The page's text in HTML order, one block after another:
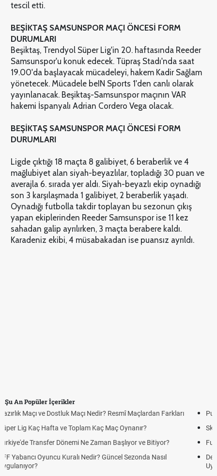
tescil etti.
BEŞİKTAŞ SAMSUNSPOR MAÇI ÖNCESİ FORM
DURUMLARI
Beşiktaş, Trendyol Süper Lig'in 20. haftasında Reeder
Samsunspor'u konuk edecek. Tüpraş Stadı'nda saat
19.00'da başlayacak mücadeleyi, hakem Kadir Sağlam
yönetecek. Mücadele beIN Sports 1'den canlı olarak
yayınlanacak. Beşiktaş-Samsunspor maçının VAR
hakemi İspanyalı Adrian Cordero Vega olacak.
BEŞİKTAŞ SAMSUNSPOR MAÇI ÖNCESİ FORM
DURUMLARI
Ligde çıktığı 18 maçta 8 galibiyet, 6 beraberlik ve 4
mağlubiyet alan siyah-beyazlılar, topladığı 30 puan ve
averajla 6. sırada yer aldı. Siyah-beyazlı ekip oynadığı
son 3 karşılaşmada 1 galibiyet, 2 beraberlik yaşadı.
Oynadığı futbolla takdir toplayan bu sezonun çıkış
yapan ekiplerinden Reeder Samsunspor ise 11 kez
sahadan galip ayrılırken, 3 maçta berabere kaldı.
Karadeniz ekibi, 4 müsabakadan ise puansız ayrıldı.
Şu An Popüler İçerikler
Puan Durumunda AG, OM ve Diğer Kısaltmalar Ne Anlama Gelir?
Skor Ne Demek? Sporda Skor ve Sonuç Kavramları
Futbol Nasıl Oynanır? Temel Futbol Kuralları
Deplasman Golü Kuralı Nedir? Hangi Organizasyonlarda
Uygulanıyor?